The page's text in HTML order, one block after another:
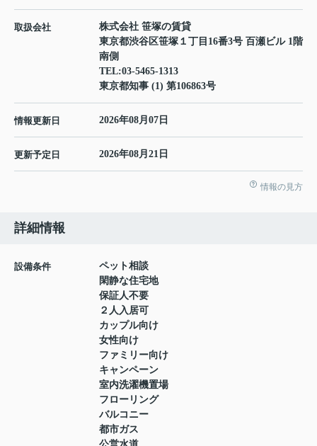
取扱会社
株式会社 笹塚の賃貸
東京都渋谷区笹塚１丁目16番3号 百瀬ビル 1階
南側
TEL:03-5465-1313
東京都知事 (1) 第106863号
情報更新日 2026年08月07日
更新予定日 2026年08月21日
情報の見方
詳細情報
設備条件
ペット相談
閑静な住宅地
保証人不要
２人入居可
カップル向け
女性向け
ファミリー向け
キャンペーン
室内洗濯機置場
フローリング
バルコニー
都市ガス